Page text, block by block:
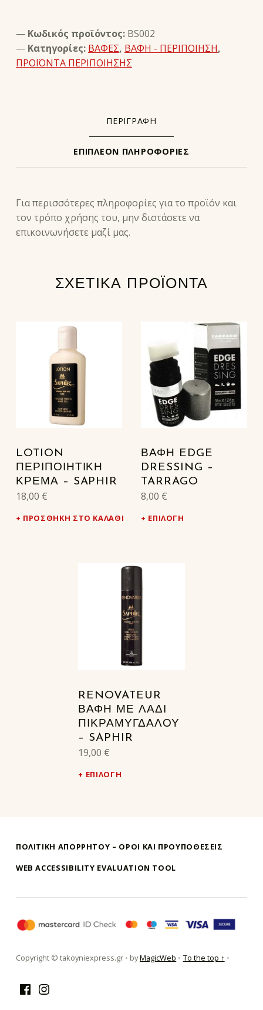
Κωδικός προϊόντος: BS002
Κατηγορίες: ΒΑΦΕΣ, ΒΑΦΗ - ΠΕΡΙΠΟΙΗΣΗ,
ΠΡΟΪΟΝΤΑ ΠΕΡΙΠΟΙΗΣΗΣ
ΠΕΡΙΓΡΑΦΉ
ΕΠΙΠΛΈΟΝ ΠΛΗΡΟΦΟΡΊΕΣ
Για περισσότερες πληροφορίες για το προϊόν και
τον τρόπο χρήσης του, μην διστάσετε να
επικοινωνήσετε μαζί μας.
ΣΧΕΤΙΚΆ ΠΡΟΪΌΝΤΑ
LOTION
ΠΕΡΙΠΟΙΗΤΙΚΉ
ΚΡΈΜΑ – SAPHIR
18,00 €
ΠΡΟΣΘΉΚΗ ΣΤΟ ΚΑΛΆΘΙ
ΒΑΦΉ EDGE
DRESSING –
TARRAGO
8,00 €
ΕΠΙΛΟΓΉ
RENOVATEUR
ΒΑΦΉ ΜΕ ΛΆΔΙ
ΠΙΚΡΑΜΎΓΔΑΛΟΥ
– SAPHIR
19,00 €
ΕΠΙΛΟΓΉ
ΠΟΛΙΤΙΚΗ ΑΠΟΡΡΗΤΟΥ – ΌΡΟΙ ΚΑΙ ΠΡΟΥΠΟΘΕΣΕΙΣ
WEB ACCESSIBILITY EVALUATION TOOL
τακούνι εξπρές αθήνα-takoyni
Copyright © takoyniexpress.gr • byMagicWeb • To the top ↑ •
FacebookInstagram